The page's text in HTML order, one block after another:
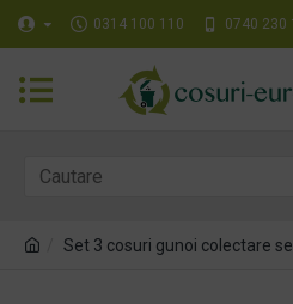
0314 100 110 0740 230
Set 3 cosuri gunoi colectare